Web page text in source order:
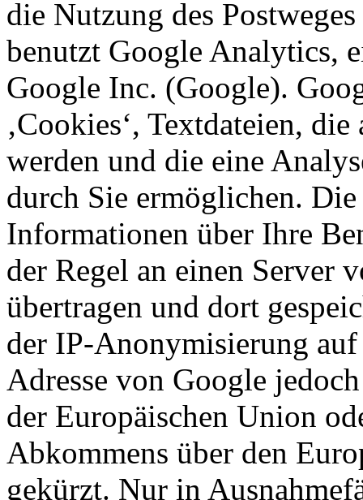
die Nutzung des
benutzt Google Analytics,
Google Inc. (Google).
‚Cookies‘, Textdateien,
werden und die eine
durch Sie ermöglichen.
Informationen über Ihre
der Regel an einen Server
übertragen und dort
der IP-Anonymisierung
Adresse von Google
der Europäischen Union
Abkommens über den
gekürzt. Nur in